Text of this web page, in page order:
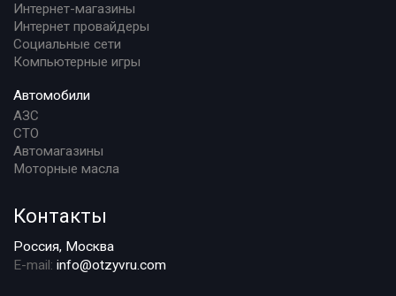
Интернет-магазины
Интернет провайдеры
Социальные сети
Компьютерные игры
Автомобили
АЗС
СТО
Автомагазины
Моторные масла
Контакты
Россия, Москва
E-mail: info@otzyvru.com